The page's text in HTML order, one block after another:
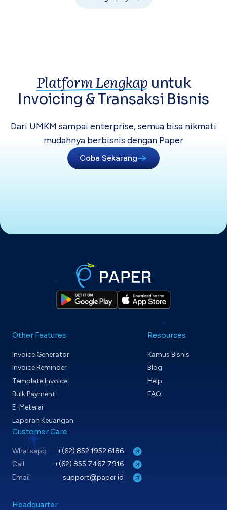
Platform Lengkap untuk
Invoicing &Transaksi Bisnis
Dari UMKM sampai enterprise, semua bisa nikmati
mudahnya berbisnis dengan Paper
Coba Sekarang
Other Features
Invoice Generator
Invoice Reminder
Template Invoice
Bulk Payment
E-Meterai
Laporan Keuangan
Resources
Kamus Bisnis
Blog
Help
FAQ
Customer Care
Whatsapp
+(62) 852 1952 6186
Call
+(62) 855 7467 7916
Email
support@paper.id
Headquarter